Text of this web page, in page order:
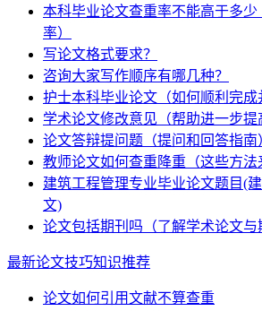
本科毕业论文查重率不能高于多
率）
写论文格式要求？
咨询大家写作顺序有哪几种？
护士本科毕业论文（如何顺利完成
学术论文修改意见（帮助进一步提
论文答辩提问题（提问和回答指南
教师论文如何查重降重（这些方法
建筑工程管理专业毕业论文题目(
文)
论文包括期刊吗（了解学术论文与
最新论文技巧知识推荐
论文如何引用文献不算查重